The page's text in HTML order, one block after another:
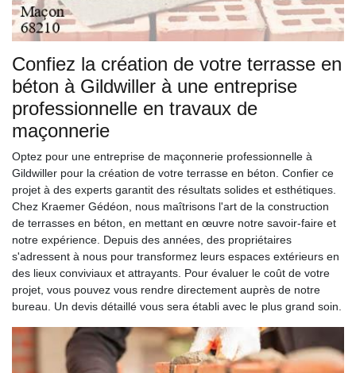
Confiez la création de votre terrasse en
béton à Gildwiller à une entreprise
professionnelle en travaux de
maçonnerie
Optez pour une entreprise de maçonnerie professionnelle à
Gildwiller pour la création de votre terrasse en béton. Confier ce
projet à des experts garantit des résultats solides et esthétiques.
Chez Kraemer Gédéon, nous maîtrisons l'art de la construction
de terrasses en béton, en mettant en œuvre notre savoir-faire et
notre expérience. Depuis des années, des propriétaires
s'adressent à nous pour transformez leurs espaces extérieurs en
des lieux conviviaux et attrayants. Pour évaluer le coût de votre
projet, vous pouvez vous rendre directement auprès de notre
bureau. Un devis détaillé vous sera établi avec le plus grand soin.